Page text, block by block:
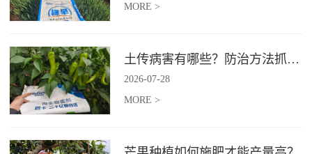
MORE >
土传病害有哪些？防治方法抓紧收藏
2026-07-28
MORE >